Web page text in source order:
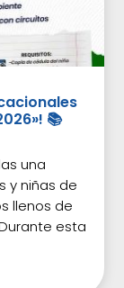
📚
una
y niñas de
llenos de
esta